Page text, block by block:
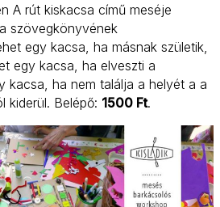
A rút kiskacsa című meséje
szövegkönyvének
egy kacsa, ha másnak születik,
egy kacsa, ha elveszti a
kacsa, ha nem találja a helyét a a
kiderül. Belépő: 1500 Ft.